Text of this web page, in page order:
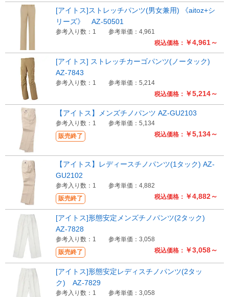
税込価格： ￥4,961～
[アイトス]ストレッチパンツ(男女兼用) 《aitoz+シ
リーズ》 AZ-50501
参考入り数：1 参考単価：4,961
税込価格： ￥5,214～
[アイトス] ストレッチカーゴパンツ(ノータック)
AZ-7843
参考入り数：1 参考単価：5,214
販売終了 税込価格： ￥5,134～
【アイトス】メンズチノパンツ AZ-GU2103
参考入り数：1 参考単価：5,134
販売終了 税込価格： ￥4,882～
【アイトス】レディースチノパンツ(1タック) AZ-
GU2102
参考入り数：1 参考単価：4,882
販売終了 税込価格： ￥3,058～
[アイトス]形態安定メンズチノパンツ(2タック)
AZ-7828
参考入り数：1 参考単価：3,058
[アイトス]形態安定レディスチノパンツ(2タッ
ク) AZ-7829
参考入り数：1 参考単価：3,058